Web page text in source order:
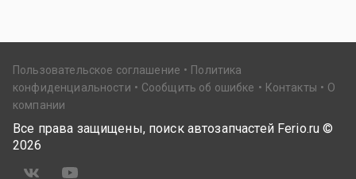
Пользовательское соглашение
Политика
конфиденциальности
Сообщить об ошибке Контакты
О
компании
Все права защищены, поиск автозапчастей Ferio.ru ©
2026